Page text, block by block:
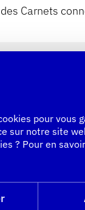
Carnets
Carnets
pour vous
sur notre site
? Pour en